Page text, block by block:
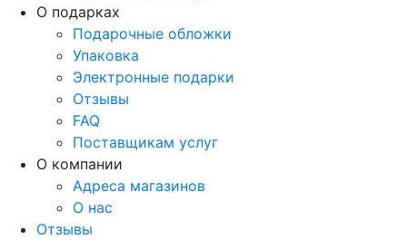
О подарках
Подарочные обложки
Упаковка
Электронные подарки
Отзывы
FAQ
Поставщикам услуг
О компании
Адреса магазинов
О нас
Отзывы